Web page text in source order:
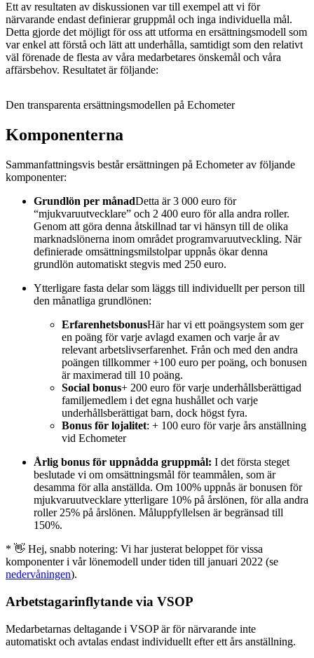
Ett av resultaten av diskussionen var till exempel att vi för
närvarande endast definierar gruppmål och inga individuella mål.
Detta gjorde det möjligt för oss att utforma en ersättningsmodell som
var enkel att förstå och lätt att underhålla, samtidigt som den relativt
väl förenade de flesta av våra medarbetares önskemål och våra
affärsbehov. Resultatet är följande:
Den transparenta ersättningsmodellen på Echometer
Komponenterna
Sammanfattningsvis består ersättningen på Echometer av följande
komponenter:
Grundlön per månadDetta är 3 000 euro för
“mjukvaruutvecklare” och 2 400 euro för alla andra roller.
Genom att göra denna åtskillnad tar vi hänsyn till de olika
marknadslönerna inom området programvaruutveckling. När
definierade omsättningsmilstolpar uppnås ökar denna
grundlön automatiskt stegvis med 250 euro.
Ytterligare fasta delar som läggs till individuellt per person till
den månatliga grundlönen:
ErfarenhetsbonusHär har vi ett poängsystem som ger
en poäng för varje avlagd examen och varje år av
relevant arbetslivserfarenhet. Från och med den andra
poängen tillkommer +100 euro per poäng, och bonusen
är maximerad till 10 poäng.
Social bonus+ 200 euro för varje underhållsberättigad
familjemedlem i det egna hushållet och varje
underhållsberättigat barn, dock högst fyra.
Bonus för lojalitet: + 100 euro för varje års anställning
vid Echometer
Årlig bonus för uppnådda gruppmål: I det första steget
beslutade vi om omsättningsmål för teammålen, som är
desamma för alla anställda. Om 100% uppnås är bonusen för
mjukvaruutvecklare ytterligare 10% på årslönen, för alla andra
roller 25% på årslönen. Måluppfyllelsen är begränsad till
150%.
* 👋 Hej, snabb notering: Vi har justerat beloppet för vissa
komponenter i vår lönemodell under tiden till januari 2022 (se
nedervåningen).
Arbetstagarinflytande via VSOP
Medarbetarnas deltagande i VSOP är för närvarande inte
automatiskt och avtalas endast individuellt efter ett års anställning.